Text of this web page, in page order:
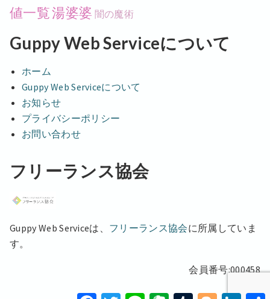
値一覧湯婆婆 闇の魔術
Guppy Web Serviceについて
ホーム
Guppy Web Serviceについて
お知らせ
プライバシーポリシー
お問い合わせ
フリーランス協会
Guppy Web Serviceは、 フリーランス協会に所属していま
す。
会員番号:000458